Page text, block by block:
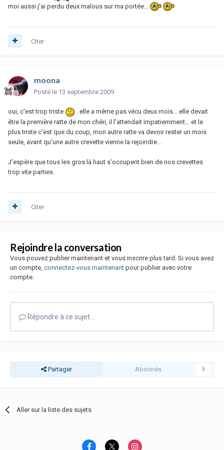
moi aussi j'ai perdu deux malous sur ma portée...
Citer
moona
Posté le 13 septembre 2009
oui, c'est trop triste
. elle a même pas vécu deux mois... elle devait
être la première ratte de mon chéri, il l'attendait impatiemment... et le
plus triste c'est que du coup, mon autre ratte va devoir rester un mois
seule, avant qu'une autre crevette vienne la rejoindre...
J'espère que tous les gros là haut s'occupent bien de nos crevettes
trop vite parties.
Citer
Rejoindre la conversation
Vous pouvez publier maintenant et vous inscrire plus tard. Si vous avez
un compte, connectez-vous maintenant pour publier avec votre
compte.
Répondre à ce sujet…
Partager Abonnés 0
Aller sur la liste des sujets